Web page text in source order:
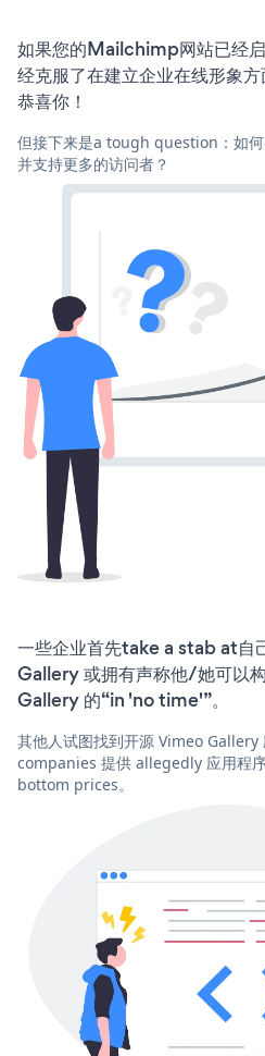
如果您的Mailchimp网站已经
经克服了在建立企业在线形象方
恭喜你！
但接下来是a tough question：如
并支持更多的访问者？
一些企业首先take a stab at
Gallery 或拥有声称他/她可以
Gallery 的“in 'no time'”。
其他人试图找到开源 Vimeo
companies 提供 allegedly 应用程
bottom prices。